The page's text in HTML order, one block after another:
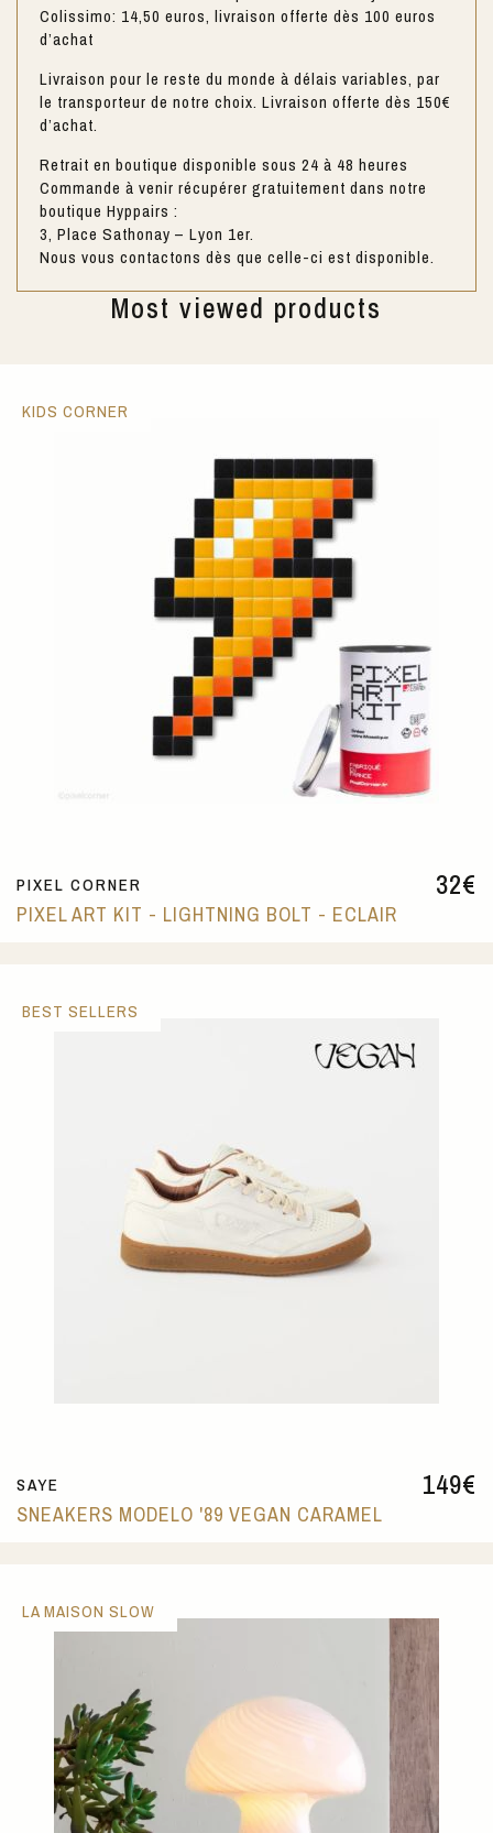
Colissimo: 14,50 euros, livraison offerte dès 100 euros
d’achat
Livraison pour le reste du monde à délais variables, par
le transporteur de notre choix. Livraison offerte dès 150€
d’achat.
Retrait en boutique disponible sous 24 à 48 heures
Commande à venir récupérer gratuitement dans notre
boutique Hyppairs :
3, Place Sathonay – Lyon 1er.
Nous vous contactons dès que celle-ci est disponible.
Most viewed products
32€
PIXEL CORNER
PIXEL ART KIT - LIGHTNING BOLT - ECLAIR
KIDS CORNER
149€
SAYE
SNEAKERS MODELO '89 VEGAN CARAMEL
BEST SELLERS
LA MAISON SLOW